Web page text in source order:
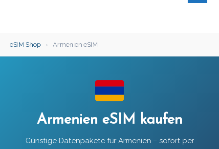
eSIM Shop › Armenien eSIM
Armenien eSIM kaufen
Günstige Datenpakete für Armenien – sofort per